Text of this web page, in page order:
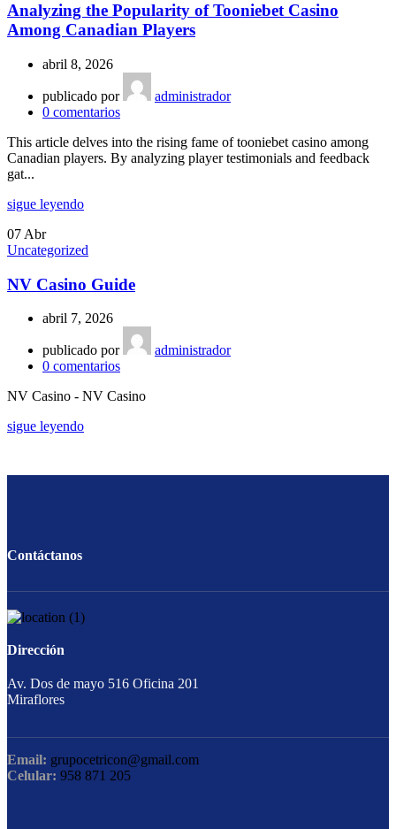
Analyzing the Popularity of Tooniebet Casino
Among Canadian Players
abril 8, 2026
publicado por
administrador
0 comentarios
This article delves into the rising fame of tooniebet casino among
Canadian players. By analyzing player testimonials and feedback
gat...
sigue leyendo
07 Abr
Uncategorized
NV Casino Guide
abril 7, 2026
publicado por
administrador
0 comentarios
NV Casino - NV Casino
sigue leyendo
Contáctanos
Dirección
Av. Dos de mayo 516 Oficina 201
Miraflores
Email: grupocetricon@gmail.com
Celular: 958 871 205